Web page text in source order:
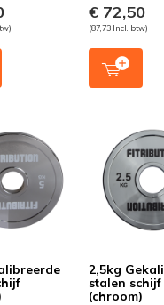
€ 72,50
(87,73 Incl. btw)
2,5kg
stalen schijf
(chroom)